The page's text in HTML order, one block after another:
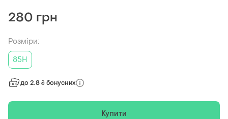
280 грн
Розміри:
85H
до 2.8 ₴ бонусних
Купити